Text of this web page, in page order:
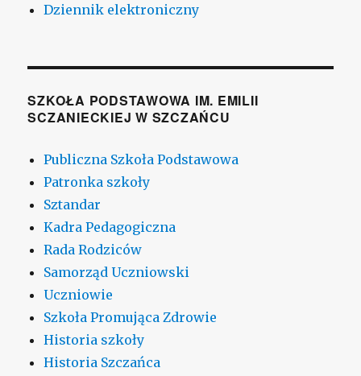
Dziennik elektroniczny
SZKOŁA PODSTAWOWA IM. EMILII
SCZANIECKIEJ W SZCZAŃCU
Publiczna Szkoła Podstawowa
Patronka szkoły
Sztandar
Kadra Pedagogiczna
Rada Rodziców
Samorząd Uczniowski
Uczniowie
Szkoła Promująca Zdrowie
Historia szkoły
Historia Szczańca